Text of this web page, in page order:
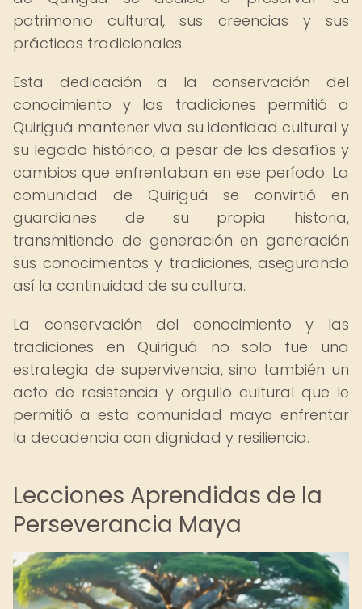
patrimonio cultural, sus creencias y sus
prácticas tradicionales.
Esta dedicación a la conservación del
conocimiento y las tradiciones permitió a
Quiriguá mantener viva su identidad cultural y
su legado histórico, a pesar de los desafíos y
cambios que enfrentaban en ese período. La
comunidad de Quiriguá se convirtió en
guardianes de su propia historia,
transmitiendo de generación en generación
sus conocimientos y tradiciones, asegurando
así la continuidad de su cultura.
La conservación del conocimiento y las
tradiciones en Quiriguá no solo fue una
estrategia de supervivencia, sino también un
acto de resistencia y orgullo cultural que le
permitió a esta comunidad maya enfrentar
la decadencia con dignidad y resiliencia.
Lecciones Aprendidas de la
Perseverancia Maya